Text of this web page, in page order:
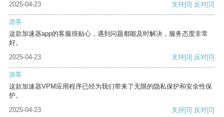
2025-04-23 支持[0] 反对[0]
游客
这款加速器app的客服很贴心，遇到问题都能及时解决，服务态度非常
好。
2025-04-23
支持[0] 反对[0]
游客
这款加速器VPM应用程序已经为我们带来了无限的隐私保护和安全性保
护。
2025-04-23
支持[0] 反对[0]